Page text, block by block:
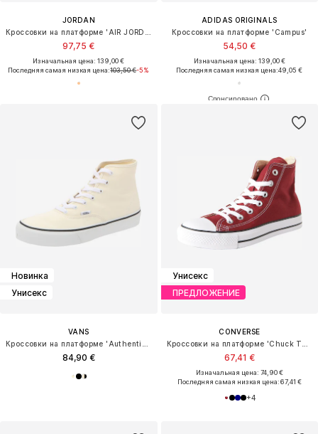
JORDAN
97,75 €
Изначальная цена: 139,00 €
Последняя самая низкая цена:103,50 €-5%
ADIDAS ORIGINALS
Кроссовки на платформе 'Campus'
54,50 €
Изначальная цена: 139,00 €
Последняя самая низкая цена:49,05 €
Новинка
Унисекс
VANS
84,90 €
Унисекс
ПРЕДЛОЖЕНИЕ
CONVERSE
67,41 €
Изначальная цена: 74,90 €
Последняя самая низкая цена:67,41 €
+4